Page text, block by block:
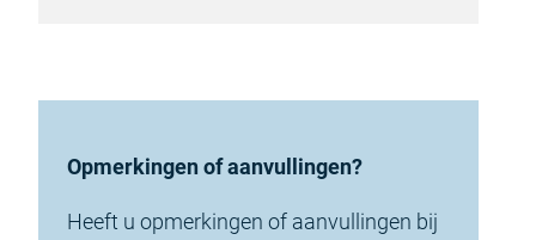
Opmerkingen of aanvullingen?
Heeft u opmerkingen of aanvullingen bij